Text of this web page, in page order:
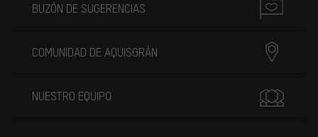
BUZÓN DE SUGERENCIAS
COMUNIDAD DE AQUISGRÁN
NUESTRO EQUIPO